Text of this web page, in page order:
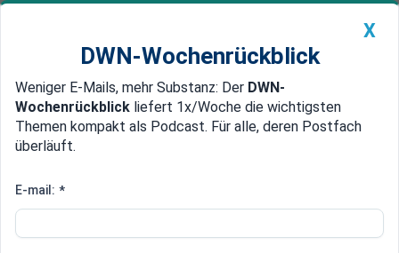
Newsticker MEIN DWN: Geldanlage Premium
Edelmetalle DWN-Magazin China
EZB könnte aushelfen
Stresstest: Dutzende Banken in
Europa brauchen mehr Kapital
X
DWN-Wochenrückblick
Weniger E-Mails, mehr Substanz: Der DWN-
Wochenrückblick liefert 1x/Woche die wichtigsten
Themen kompakt als Podcast. Für alle, deren Postfach
überläuft.
E-mail: *